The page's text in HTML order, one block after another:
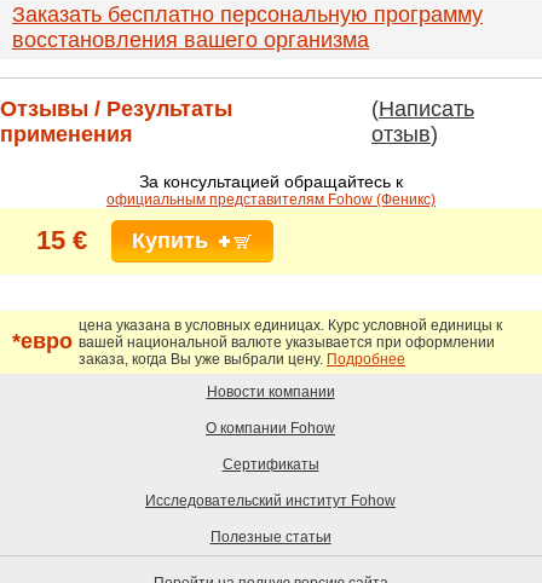
Заказать бесплатно персональную программу
восстановления вашего организма
Отзывы / Результаты
применения
(Написать
отзыв)
За консультацией обращайтесь к
официальным представителям Fohow (Феникс)
15 € Купить
*евро
цена указана в условных единицах. Курc условной единицы к
вашей национальной валюте указывается при оформлении
заказа, когда Вы уже выбрали цену. Подробнее
Новости компании
О компании Fohow
Сертификаты
Исследовательский институт Fohow
Полезные статьи